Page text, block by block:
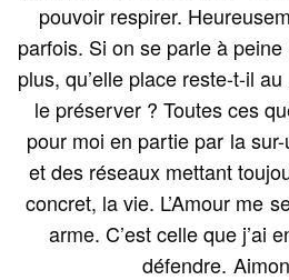
pouvoir respirer.
parfois. Si on se parle à
plus, qu’elle place reste-t-il
le préserver ? Toutes ces
pour moi en partie par la
et des réseaux mettant
concret, la vie. L’Amour me
arme. C’est celle que j’ai
défendre.